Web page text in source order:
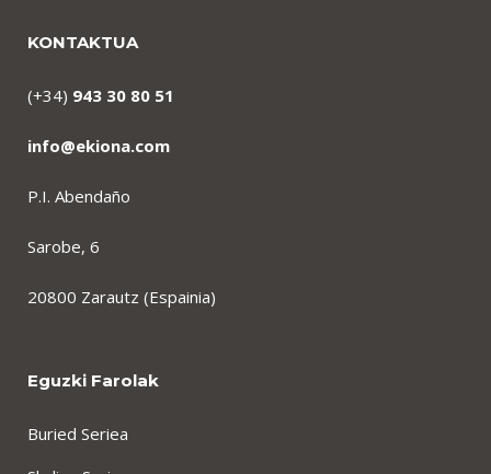
KONTAKTUA
(+34) 943 30 80 51
info@ekiona.com
P.I. Abendaño
Sarobe, 6
20800 Zarautz (Espainia)
Eguzki Farolak
Buried Seriea